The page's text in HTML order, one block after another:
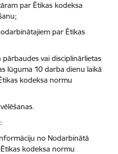
par Ētikas kodeksa
par Ētikas
pārbaudes vai disciplinārlietas
lūguma 10 darba dienu laikā
kodeksa normu
no Nodarbinātā
kodeksa normu